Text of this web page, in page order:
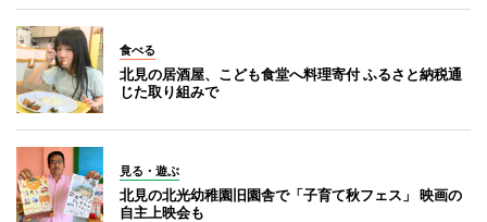
食べる
北見の居酒屋、こども食堂へ料理寄付 ふるさと納税通
じた取り組みで
見る・遊ぶ
北見の北光幼稚園旧園舎で「子育て秋フェス」 映画の
自主上映会も